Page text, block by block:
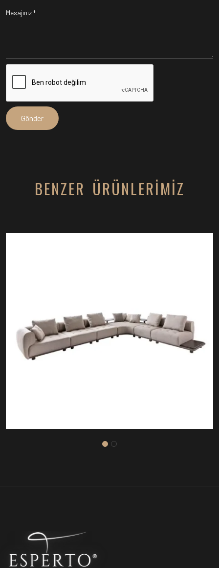
BENZER ÜRÜNLERİMİZ